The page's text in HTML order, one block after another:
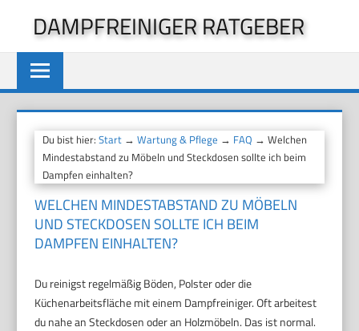
springen
DAMPFREINIGER RATGEBER
Du bist hier:Start →Wartung & Pflege → FAQ → Welchen
Mindestabstand zu Möbeln und Steckdosen sollte ich beim
Dampfen einhalten?
WELCHEN MINDESTABSTAND ZU MÖBELN
UND STECKDOSEN SOLLTE ICH BEIM
DAMPFEN EINHALTEN?
Du reinigst regelmäßig Böden, Polster oder die
Küchenarbeitsfläche mit einem Dampfreiniger. Oft arbeitest
du nahe an Steckdosen oder an Holzmöbeln. Das ist normal.